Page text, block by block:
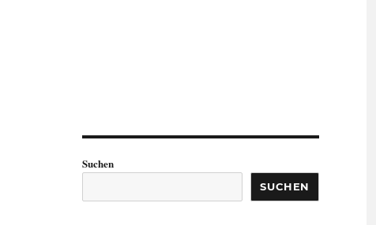
Suchen
SUCHEN